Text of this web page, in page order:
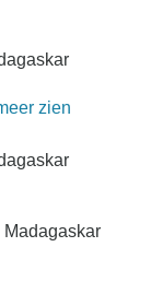
zien
Madagaskar